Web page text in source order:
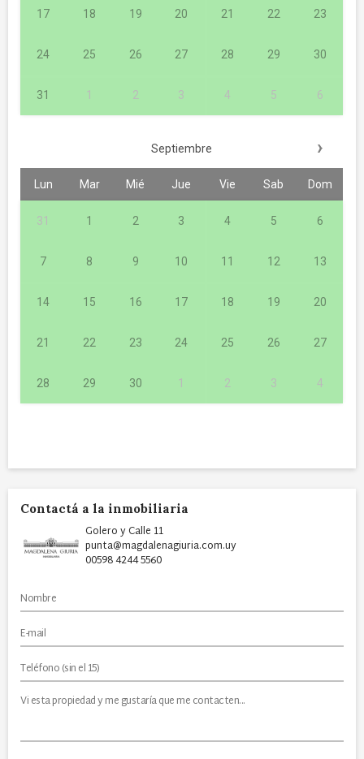
17 18 19 20 21 22 23
24 25 26 27 28 29 30
31 1 2 3 4 5 6
Septiembre ›
Lun Mar Mié Jue Vie Sab Dom
31 1 2 3 4 5 6
7 8 9 10 11 12 13
14 15 16 17 18 19 20
21 22 23 24 25 26 27
28 29 30 1 2 3 4
Contactá a la inmobiliaria
Golero y Calle 11
punta@magdalenagiuria.com.uy
00598 4244 5560